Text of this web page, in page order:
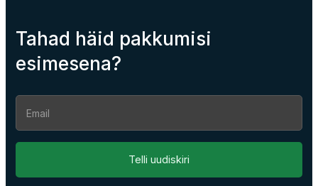
Tahad häid pakkumisi
esimesena?
Section
Telli uudiskiri